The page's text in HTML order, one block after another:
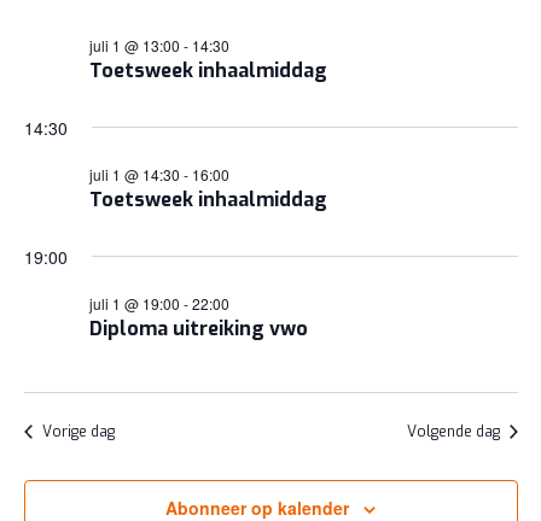
Toetsweek inhaalmiddag
juli 1 @ 13:00 - 14:30
14:30
Toetsweek inhaalmiddag
juli 1 @ 14:30 - 16:00
19:00
Diploma uitreiking vwo
juli 1 @ 19:00 -22:00
Vorige dag Volgende dag
Abonneer op kalender